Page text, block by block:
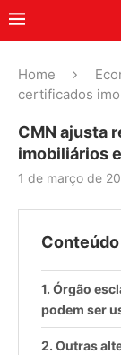
Home
certificados
CMN ajusta
imobiliários
1 de março de
Conteúdo
Órgão
podem ser
Outras